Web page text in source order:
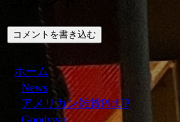
コメントを書き込む
ホーム
News
アメリカン雑貨PicUP